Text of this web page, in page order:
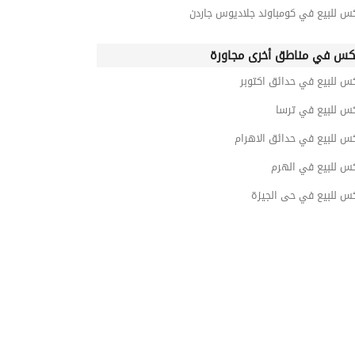
للبيع في كومباوند جلاديوس جاردن
في مناطق أخرى مجاورة
للبيع في حدائق اكتوبر
للبيع في ترسا
للبيع في حدائق الاهرام
للبيع في الهرم
للبيع في حى الجيزة